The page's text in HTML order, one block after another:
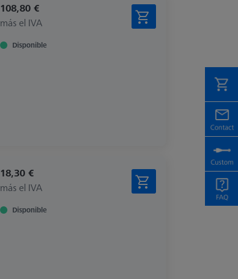
108,80 €
más el IVA
Disponible
18,30 €
más el IVA
Disponible